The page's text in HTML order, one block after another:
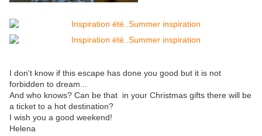
I don't know if this escape has done you good but it is not
forbidden to dream...
And who knows? Can be that in your Christmas gifts there will be
a ticket to a hot destination?
I wish you a good weekend!
Helena